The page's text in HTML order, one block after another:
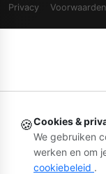
Privacy Voorwaarden
🍪Cookies &
We gebruiken
werken en om
cookiebeleid .